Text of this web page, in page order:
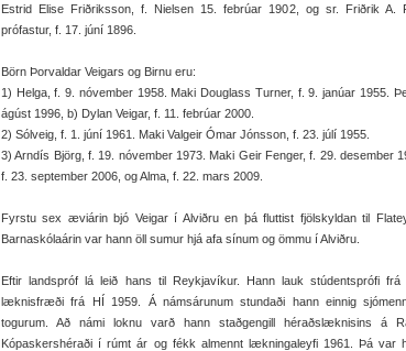
Estrid Elise Friðriksson, f. Nielsen 15. febrúar 1902, og sr. Friðrik A.
prófastur, f. 17. júní 1896.
Börn Þorvaldar Veigars og Birnu eru:
1) Helga, f. 9. nóvember 1958. Maki Douglass Turner, f. 9. janúar 1955.
ágúst 1996, b) Dylan Veigar, f. 11. febrúar 2000.
2) Sólveig, f. 1. júní 1961. Maki Valgeir Ómar Jónsson, f. 23. júlí 1955.
3) Arndís Björg, f. 19. nóvember 1973. Maki Geir Fenger, f. 29. desember
f. 23. september 2006, og Alma, f. 22. mars 2009.
Fyrstu sex æviárin bjó Veigar í Alviðru en þá fluttist fjölskyldan til
Barnaskólaárin var hann öll sumur hjá afa sínum og ömmu í Alviðru.
Eftir landspróf lá leið hans til Reykjavíkur. Hann lauk stúdentsprófi
læknisfræði frá HÍ 1959. Á námsárunum stundaði hann einnig
togurum. Að námi loknu varð hann staðgengill héraðslæknisins á
Kópaskershéraði í rúmt ár og fékk almennt lækningaleyfi 1961. Þá var